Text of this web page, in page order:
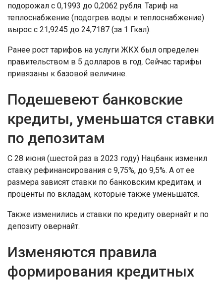
подорожал с 0,1993 до 0,2062 рубля. Тариф на
теплоснабжение (подогрев воды и теплоснабжение)
вырос с 21,9245 до 24,7187 (за 1 Гкал).
Ранее рост тарифов на услуги ЖКХ был определен
правительством в 5 долларов в год. Сейчас тарифы
привязаны к базовой величине.
Подешевеют банковские
кредиты, уменьшатся ставки
по депозитам
С 28 июня (шестой раз в 2023 году) Нацбанк изменил
ставку рефинансирования с 9,75%, до 9,5%. А от ее
размера зависят ставки по банковским кредитам, и
проценты по вкладам, которые также уменьшатся.
Также изменились и ставки по кредиту овернайт и по
депозиту овернайт.
Изменяются правила
формирования кредитных